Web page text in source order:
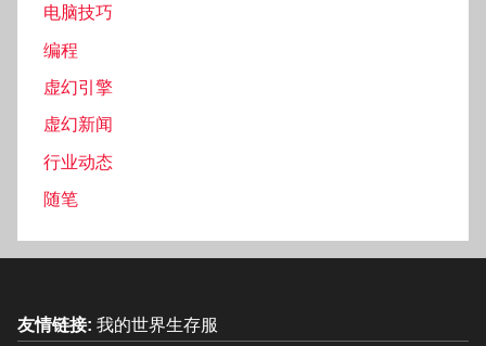
电脑技巧
编程
虚幻引擎
虚幻新闻
行业动态
随笔
友情链接: 我的世界生存服